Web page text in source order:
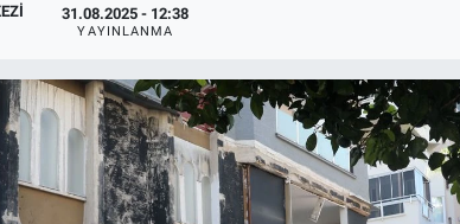
31.08.2025 - 12:38
YAYINLANMA